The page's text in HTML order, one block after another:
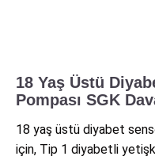
18 Yaş Üstü
Pompası SGK
18 yaş üstü diyabet
için, Tip 1 diyabetli